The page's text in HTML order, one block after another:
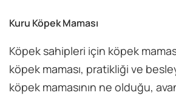
Kuru Köpek Maması
Köpek sahipleri için köpek
köpek maması, pratikliği ve
köpek mamasının ne olduğu,